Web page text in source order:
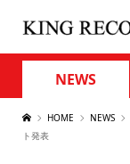
NEWS
HOME NEWS
ト発表